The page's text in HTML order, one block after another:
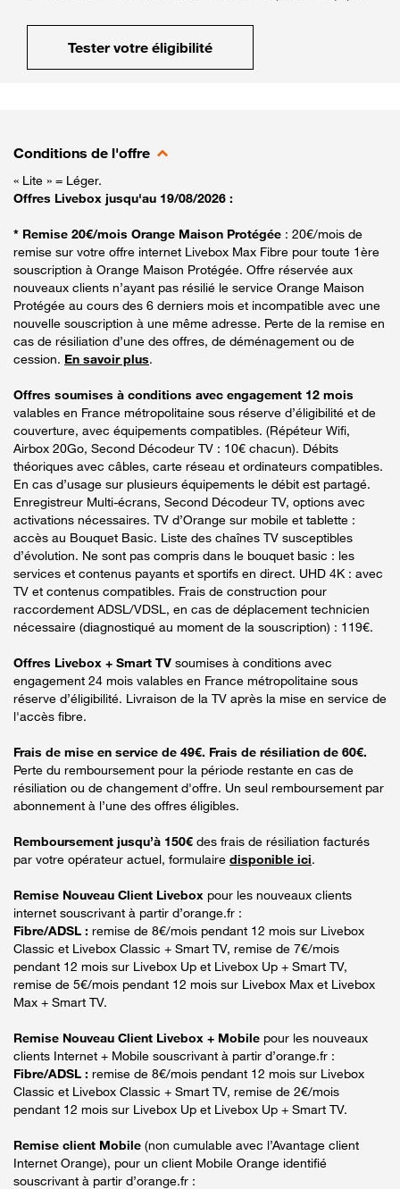
Tester votre éligibilité
Conditions de l'offre
« Lite » = Léger.
Offres Livebox jusqu'au 19/08/2026 :
* Remise 20€/mois Orange Maison Protégée : 20€/mois de
remise sur votre offre internet Livebox Max Fibre pour toute 1ère
souscription à Orange Maison Protégée. Offre réservée aux
nouveaux clients n’ayant pas résilié le service Orange Maison
Protégée au cours des 6 derniers mois et incompatible avec une
nouvelle souscription à une même adresse. Perte de la remise en
cas de résiliation d’une des offres, de déménagement ou de
cession. En savoir plus.
Offres soumises à conditions avec engagement 12 mois
valables en France métropolitaine sous réserve d’éligibilité et de
couverture, avec équipements compatibles. (Répéteur Wifi,
Airbox 20Go, Second Décodeur TV : 10€ chacun). Débits
théoriques avec câbles, carte réseau et ordinateurs compatibles.
En cas d’usage sur plusieurs équipements le débit est partagé.
Enregistreur Multi-écrans, Second Décodeur TV, options avec
activations nécessaires. TV d’Orange sur mobile et tablette :
accès au Bouquet Basic. Liste des chaînes TV susceptibles
d’évolution. Ne sont pas compris dans le bouquet basic : les
services et contenus payants et sportifs en direct. UHD 4K : avec
TV et contenus compatibles. Frais de construction pour
raccordement ADSL/VDSL, en cas de déplacement technicien
nécessaire (diagnostiqué au moment de la souscription) : 119€.
Offres Livebox + Smart TV soumises à conditions avec
engagement 24 mois valables en France métropolitaine sous
réserve d’éligibilité. Livraison de la TV après la mise en service de
l'accès fibre.
Frais de mise en service de 49€. Frais de résiliation de 60€.
Perte du remboursement pour la période restante en cas de
résiliation ou de changement d'offre. Un seul remboursement par
abonnement à l’une des offres éligibles.
Remboursement jusqu’à 150€ des frais de résiliation facturés
par votre opérateur actuel, formulaire disponible ici.
Remise Nouveau Client Livebox pour les nouveaux clients
internet souscrivant à partir d’orange.fr :
Fibre/ADSL : remise de 8€/mois pendant 12 mois sur Livebox
Classic et Livebox Classic + Smart TV, remise de 7€/mois
pendant 12 mois sur Livebox Up et Livebox Up + Smart TV,
remise de 5€/mois pendant 12 mois sur Livebox Max et Livebox
Max + Smart TV.
Remise Nouveau Client Livebox + Mobile pour les nouveaux
clients Internet + Mobile souscrivant à partir d’orange.fr :
Fibre/ADSL : remise de 8€/mois pendant 12 mois sur Livebox
Classic et Livebox Classic + Smart TV, remise de 2€/mois
pendant 12 mois sur Livebox Up et Livebox Up + Smart TV.
Remise client Mobile (non cumulable avec l’Avantage client
Internet Orange), pour un client Mobile Orange identifié
souscrivant à partir d’orange.fr :